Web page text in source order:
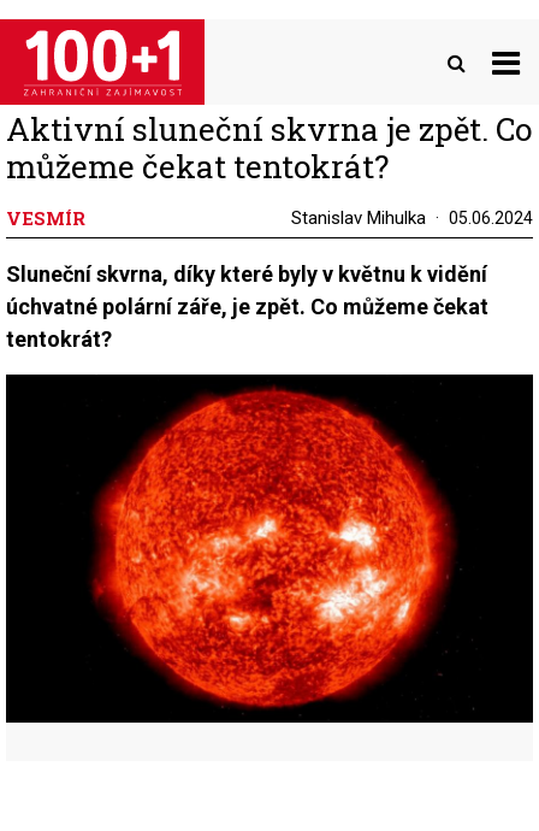
Přejít
hlavnímu
obsahu
Aktivní sluneční skvrna je zpět. Co
můžeme čekat tentokrát?
VESMÍR Stanislav Mihulka 05.06.2024
Sluneční skvrna, díky které byly v květnu k vidění
úchvatné polární záře, je zpět. Co můžeme čekat
tentokrát?